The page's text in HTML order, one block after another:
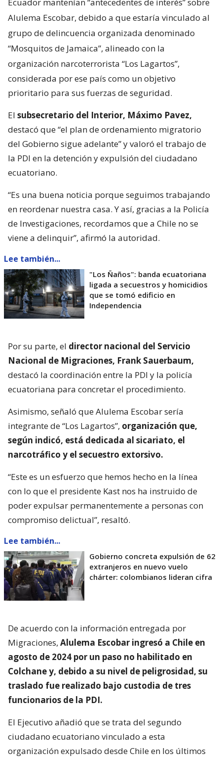
Alulema Escobar, debido a que estaría vinculado al
grupo de delincuencia organizada denominado
“Mosquitos de Jamaica”, alineado con la
organización narcoterrorista “Los Lagartos”,
considerada por ese país como un objetivo
prioritario para sus fuerzas de seguridad.
El subsecretario del Interior, Máximo Pavez,
destacó que “el plan de ordenamiento migratorio
del Gobierno sigue adelante” y valoró el trabajo de
la PDI en la detención y expulsión del ciudadano
ecuatoriano.
“Es una buena noticia porque seguimos trabajando
en reordenar nuestra casa. Y así, gracias a la Policía
de Investigaciones, recordamos que a Chile no se
viene a delinquir”, afirmó la autoridad.
Lee también...
"Los Ñaños": banda ecuatoriana
ligada a secuestros y homicidios
que se tomó edificio en
Independencia
Por su parte, el director nacional del Servicio
Nacional de Migraciones, Frank Sauerbaum,
destacó la coordinación entre la PDI y la policía
ecuatoriana para concretar el procedimiento.
Asimismo, señaló que Alulema Escobar sería
integrante de “Los Lagartos”, organización que,
según indicó, está dedicada al sicariato, el
narcotráfico y el secuestro extorsivo.
“Este es un esfuerzo que hemos hecho en la línea
con lo que el presidente Kast nos ha instruido de
poder expulsar permanentemente a personas con
compromiso delictual”, resaltó.
Lee también...
Gobierno concreta expulsión de 62
extranjeros en nuevo vuelo
chárter: colombianos lideran cifra
De acuerdo con la información entregada por
Migraciones, Alulema Escobar ingresó a Chile en
agosto de 2024 por un paso no habilitado en
Colchane y, debido a su nivel de peligrosidad, su
traslado fue realizado bajo custodia de tres
funcionarios de la PDI.
El Ejecutivo añadió que se trata del segundo
ciudadano ecuatoriano vinculado a esta
organización expulsado desde Chile en los últimos